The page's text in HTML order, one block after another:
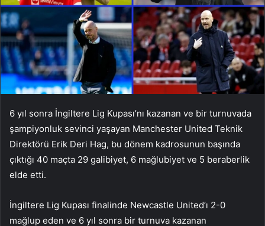
6 yıl sonra İngiltere Lig Kupası’nı kazanan ve bir turnuvada
şampiyonluk sevinci yaşayan Manchester United Teknik
Direktörü Erik Deri Hag, bu dönem kadrosunun başında
çıktığı 40 maçta 29 galibiyet, 6 mağlubiyet ve 5 beraberlik
elde etti.
İngiltere Lig Kupası finalinde Newcastle United’ı 2-0
mağlup eden ve 6 yıl sonra bir turnuva kazanan